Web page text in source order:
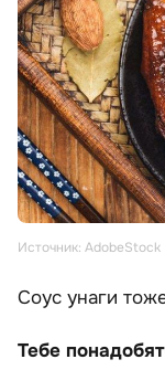
Источник: AdobeStock
Соус унаги
Тебе